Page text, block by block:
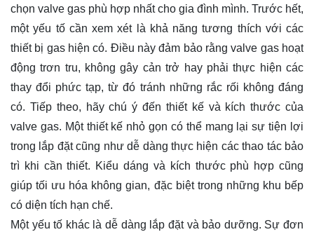
chọn valve gas phù hợp nhất cho gia đình mình. Trước hết,
một yếu tố cần xem xét là khả năng tương thích với các
thiết bị gas hiện có. Điều này đảm bảo rằng valve gas hoạt
động trơn tru, không gây cản trở hay phải thực hiện các
thay đổi phức tạp, từ đó tránh những rắc rối không đáng
có. Tiếp theo, hãy chú ý đến thiết kế và kích thước của
valve gas. Một thiết kế nhỏ gọn có thể mang lại sự tiện lợi
trong lắp đặt cũng như dễ dàng thực hiện các thao tác bảo
trì khi cần thiết. Kiểu dáng và kích thước phù hợp cũng
giúp tối ưu hóa không gian, đặc biệt trong những khu bếp
có diện tích hạn chế.
Một yếu tố khác là dễ dàng lắp đặt và bảo dưỡng. Sự đơn